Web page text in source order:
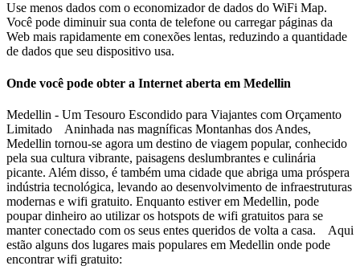
Use menos dados com o economizador de dados do WiFi Map.
Você pode diminuir sua conta de telefone ou carregar páginas da
Web mais rapidamente em conexões lentas, reduzindo a quantidade
de dados que seu dispositivo usa.
Onde você pode obter a Internet aberta em Medellin
Medellin - Um Tesouro Escondido para Viajantes com Orçamento
Limitado Aninhada nas magníficas Montanhas dos Andes,
Medellin tornou-se agora um destino de viagem popular, conhecido
pela sua cultura vibrante, paisagens deslumbrantes e culinária
picante. Além disso, é também uma cidade que abriga uma próspera
indústria tecnológica, levando ao desenvolvimento de infraestruturas
modernas e wifi gratuito. Enquanto estiver em Medellin, pode
poupar dinheiro ao utilizar os hotspots de wifi gratuitos para se
manter conectado com os seus entes queridos de volta a casa. Aqui
estão alguns dos lugares mais populares em Medellin onde pode
encontrar wifi gratuito: